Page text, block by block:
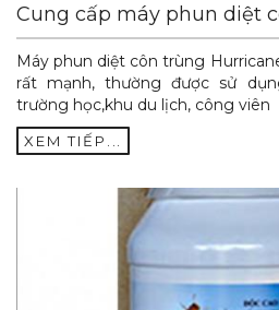
Cung cấp máy phun diệt
Máy phun diệt côn trùng
rất mạnh, thường được sử
trường học,khu du lịch, công viên
XEM TIẾP...